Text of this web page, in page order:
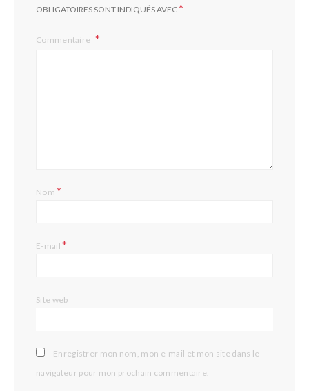
OBLIGATOIRES SONT INDIQUÉS AVEC*
Commentaire
Nom*
E-mail*
Site web
Enregistrer mon nom, mon e-mail et mon site dans le
navigateur pour mon prochain commentaire.